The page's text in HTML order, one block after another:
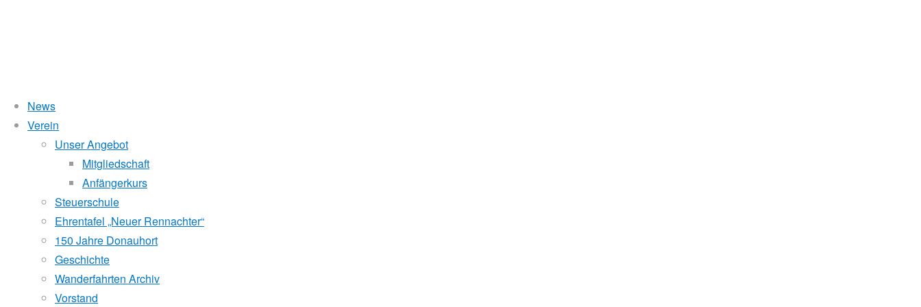
News
Verein
Unser Angebot
Mitgliedschaft
Anfängerkurs
Steuerschule
Ehrentafel „Neuer Rennachter“
150 Jahre Donauhort
Geschichte
Wanderfahrten Archiv
Vorstand
Donauhort-Ergo-Cup
28. Februar 201516. Oktober 2017
Mit viel Begeisterung und einem hohen Fun-Faktor gingen die Teilnehmerinnen und Teilnehmer des Donauhort-Ergo-Cups an
den Start. Drei Disziplinen galt es zu bewältigen: einmal die Distanz von 500 Metern (am 13. Dezember), dann die 2000 Meter-
Strecke (10. Jänner) und schließlich die klassische Starnberg-Zeit von 30 Minuten (28. Februar).